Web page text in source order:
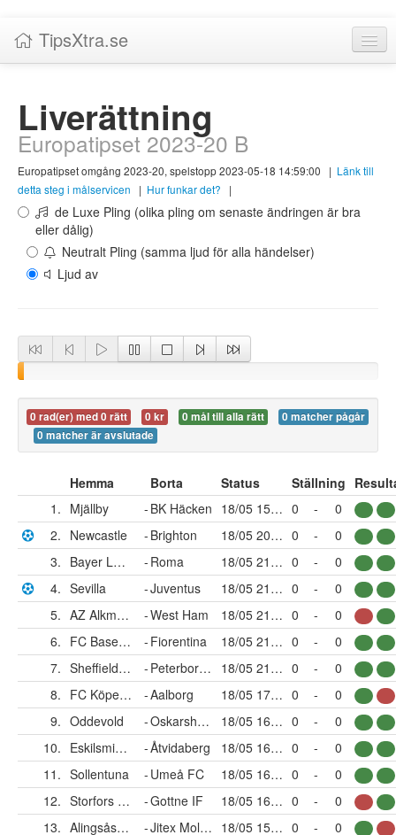
TipsXtra.se
Tabeller
Livescore!
Tipsförslag
Statistik
Liverättning
Om TipsXtra.se
Liverättning
Europatipset 2023-20 B
Europatipset omgång 2023-20, spelstopp 2023-05-18 14:59:00 | Länk till
detta steg i målservicen
| Hur funkar det? |
de Luxe Pling (olika pling om senaste ändringen är bra
eller dålig)
Neutralt Pling (samma ljud för alla händelser)
Ljud av
0 rad(er) med 0 rätt 0 kr 0 mål till alla rätt
0 matcher pågår
0 matcher är avslutade
Hemma Borta Status Ställning
1. Mjällby -BK Häcken 18/05 15:00 0 -
0
2. Newcastle -Brighton 18/05 20:30 0 -
0
3.
Bayer Leverkusen -Roma 18/05 21:00 0 -
0
4. Sevilla -Juventus 18/05 21:00 0 -
0
5.
AZ Alkmaar -West Ham 18/05 21:00 0 -
0
6.
FC Basel 1893 -Fiorentina 18/05 21:00 0 -
0
7.
Sheffield W - Peterborough 18/05 21:00 0 -
0
8.
FC Köpenhamn -Aalborg 18/05 17:00 0 -
0
9. Oddevold - Oskarshamn 18/05 16:00 0 -
0
10.
Eskilsminne IF -Åtvidaberg 18/05 16:00 0 -
0
11. Sollentuna -Umeå FC 18/05 16:00 0 -
0
12.
Storfors AIK -Gottne IF 18/05 16:00 0 -
0
13.
Alingsås FC United - Jitex Molndal BK 18/05 15:00 0 -
0